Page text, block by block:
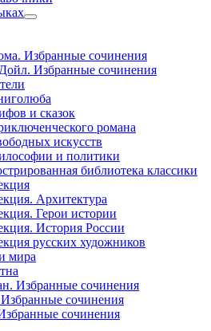
Избранные сочинения
Избранные сочинения
и сказок
романа
искусств
и политики
библиотека классики
Архитектура
Герои истории
История России
русских художников
мира
Избранные сочинения
сочинения
сочинения